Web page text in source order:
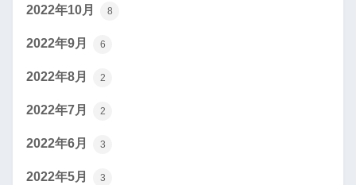
2022年10月 8
2022年9月 6
2022年8月 2
2022年7月 2
2022年6月 3
2022年5月 3